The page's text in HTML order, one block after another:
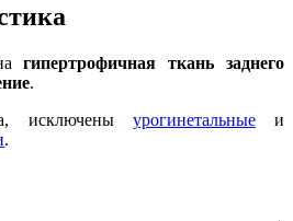
гипертрофичная ткань заднего
.
исключены урогинетальныеи
.